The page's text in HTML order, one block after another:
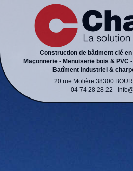
Construction de bâtiment clé
Maçonnerie - Menuiserie bois &
Batîment industriel &
20 rue Molière 38300
04 74 28 28 22 -